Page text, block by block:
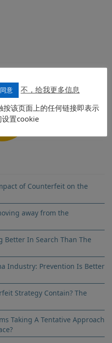
our Terms and Conditions
系
of Counterfeit on the
away from the
Better In Search Than The
Industry: Prevention Is Better
Strategy Contain? The
Taking A Tentative Approach
意 不，给我更多信息
该页面上的任何链接即表示
置cookie